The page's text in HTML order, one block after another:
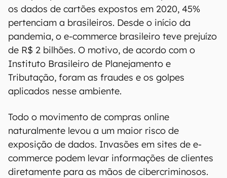
os dados de cartões expostos em 2020, 45%
pertenciam a brasileiros. Desde o início da
pandemia, o e-commerce brasileiro teve prejuízo
de R$ 2 bilhões. O motivo, de acordo com o
Instituto Brasileiro de Planejamento e
Tributação, foram as fraudes e os golpes
aplicados nesse ambiente.
Todo o movimento de compras online
naturalmente levou a um maior risco de
exposição de dados. Invasões em sites de e-
commerce podem levar informações de clientes
diretamente para as mãos de cibercriminosos.